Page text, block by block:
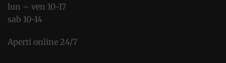
lun – ven 10-17
sab 10-14
Aperti online 24/7